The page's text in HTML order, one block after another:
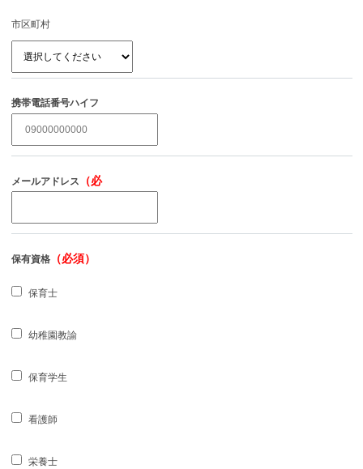
市区町村
携帯電話番号ハイフ
ンなし（必須）
メールアドレス （必
保有資格（必須）
保育士
幼稚園教諭
保育学生
看護師
栄養士